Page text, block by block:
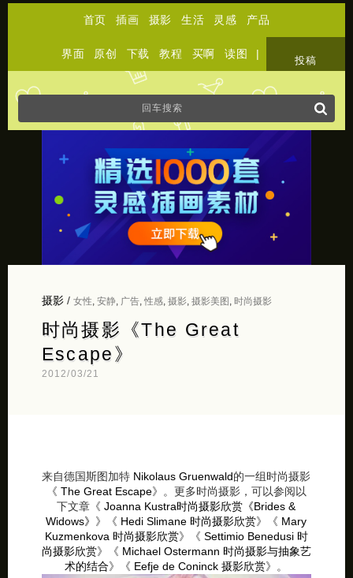
首页 插画 摄影 生活 灵感 产品
界面 原创 下载 教程 买啊 读图 |
投稿
摄影/ 女性 安静, 广告, 性感, 摄影, 摄影美图 时尚摄影
时尚摄影《The Great
Escape》
2012/03/21
来自德国斯图加特 Nikolaus Gruenwald的一组时尚摄影
《 The Great Escape》。更多时尚摄影，可以参阅以
下文章《Joanna Kustra时尚摄影欣赏《Brides &
Widows》 》《 Hedi Slimane 时尚摄影欣赏》《 Mary
Kuzmenkova 时尚摄影欣赏》《 Settimio Benedusi 时
尚摄影欣赏》《 Michael Ostermann 时尚摄影与抽象艺
术的结合》《 Eefje de Coninck 摄影欣赏》。